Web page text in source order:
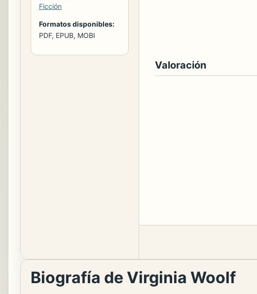
Ficción
Formatos disponibles:
PDF, EPUB, MOBI
Valoración
Biografía de Virginia Woolf